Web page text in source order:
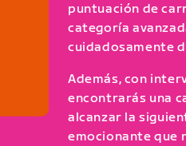
puntuación de
categoría
cuidadosamente
Además, con
encontrarás una
alcanzar la
emocionante que